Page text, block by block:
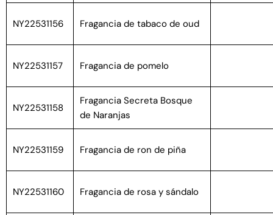
NY22531156 Fragancia de tabaco de oud
NY22531157 Fragancia de pomelo
NY22531158
Fragancia Secreta Bosque
de Naranjas
NY22531159 Fragancia de ron de piña
NY22531160 Fragancia de rosa y sándalo